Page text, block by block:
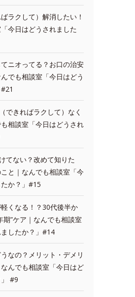
ラクして）解消したい！
今日はどうされました
ニオってる？お口の治安
でも相談室「今日はどう
できればラクして）なく
相談室「今日はどうされ
てない？改めて知りた
と｜なんでも相談室「今
か？」#15
くなる！？30代後半か
期”ケア｜なんでも相談室
ましたか？」#14
なの？メリット・デメリ
んでも相談室「今日はど
#9